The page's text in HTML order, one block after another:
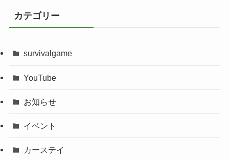
カテゴリー
survivalgame
YouTube
お知らせ
イベント
カーステイ